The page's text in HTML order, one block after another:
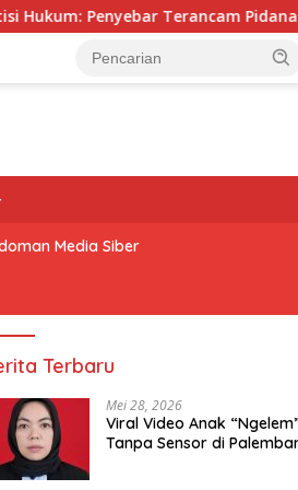
Pidana Rapat Pra
Media Siber
Terbaru
Mei 28, 2026
Viral Video Anak
Tanpa Sensor di